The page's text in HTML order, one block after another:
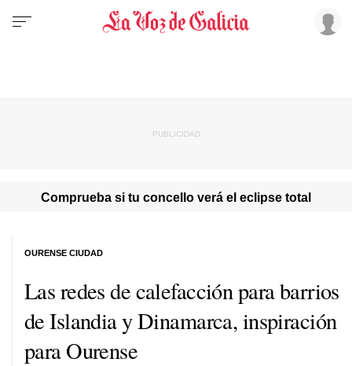
Comprueba si tu concello verá el eclipse total
Las redes de calefacción para barrios
de Islandia y Dinamarca, inspiración
para Ourense
OURENSE CIUDAD